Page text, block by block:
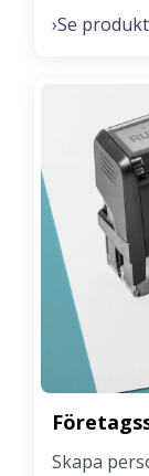
›Se
Skapa